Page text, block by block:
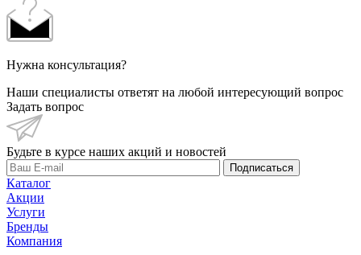
Нужна консультация?
Наши специалисты ответят на любой интересующий вопрос
Задать вопрос
Будьте в курсе наших акций и новостей
Подписаться
Каталог
Акции
Услуги
Бренды
Компания